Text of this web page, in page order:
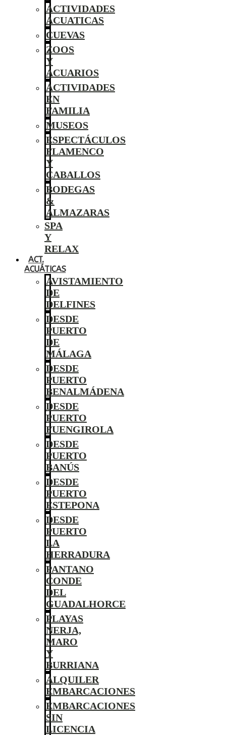
ACTIVIDADES
ACUATICAS
CUEVAS
ZOOS
Y
ACUARIOS
ACTIVIDADES
EN
FAMILIA
MUSEOS
ESPECTÁCULOS
FLAMENCO
Y
CABALLOS
BODEGAS
&
ALMAZARAS
SPA
Y
RELAX
ACT.
ACUÁTICAS
AVISTAMIENTO
DE
DELFINES
DESDE
PUERTO
DE
MÁLAGA
DESDE
PUERTO
BENALMÁDENA
DESDE
PUERTO
FUENGIROLA
DESDE
PUERTO
BANÚS
DESDE
PUERTO
ESTEPONA
DESDE
PUERTO
LA
HERRADURA
PANTANO
CONDE
DEL
GUADALHORCE
PLAYAS
NERJA,
MARO
Y
BURRIANA
ALQUILER
EMBARCACIONES
EMBARCACIONES
SIN
LICENCIA